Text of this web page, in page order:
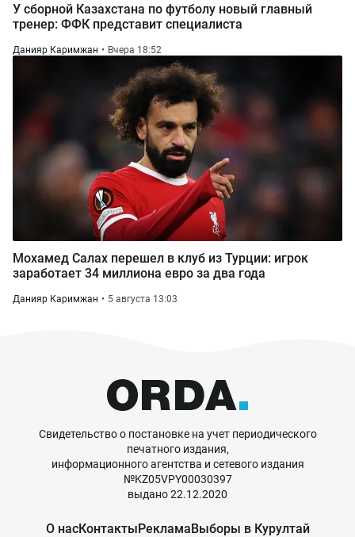
У сборной Казахстана по футболу новый главный
тренер: ФФК представит специалиста
Данияр Каримжан Вчера 18:52
Мохамед Салах перешел в клуб из Турции: игрок
заработает 34 миллиона евро за два года
Данияр Каримжан 5 августа 13:03
Свидетельство о постановке на учет периодического
печатного издания,
информационного агентства и сетевого издания
№KZ05VPY00030397
выдано 22.12.2020
О насКонтактыРекламаВыборы в Курултай